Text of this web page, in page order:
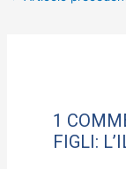
e
k
o
1
FIGLI: